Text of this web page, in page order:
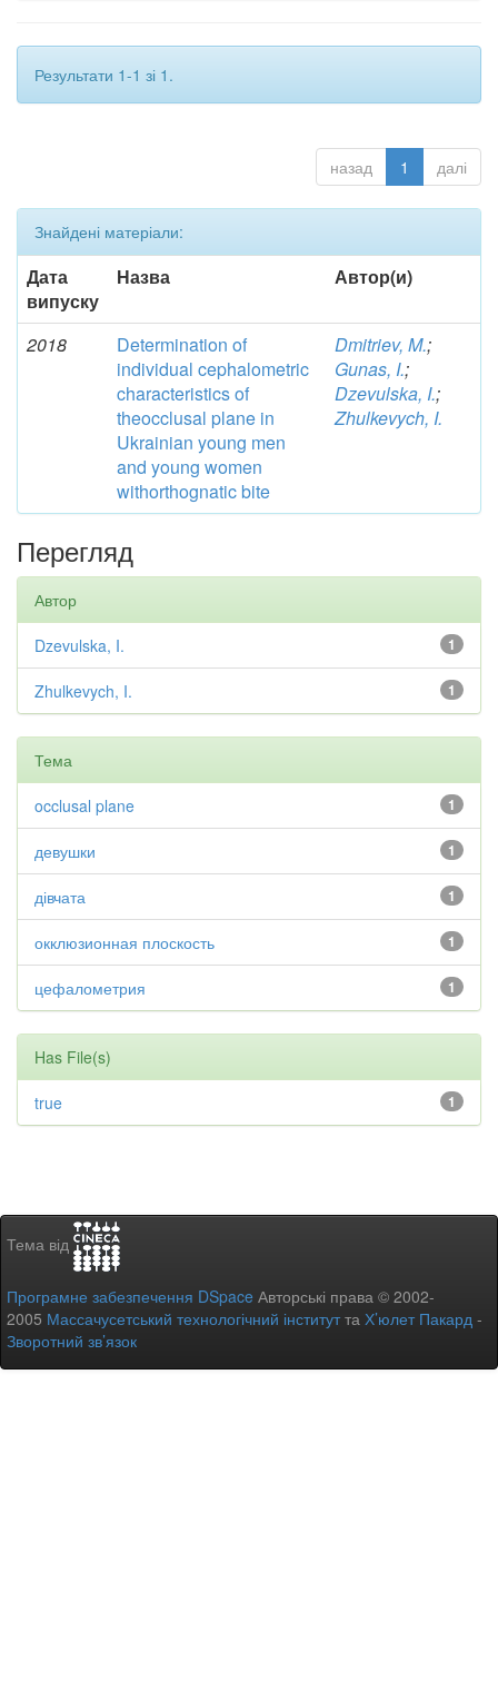
Результати 1-1 зі 1.
назад 1 далі
Знайдені матеріали:
Дата
випуску
Назва Автор(и)
2018
Determination of
individual cephalometric
characteristics of
theocclusal plane in
Ukrainian young men
and young women
withorthognatic bite
Dmitriev, M.;
Gunas, I.;
Dzevulska, I.;
Zhulkevych, I.
Перегляд
Автор
1
Dzevulska, I.
1
Zhulkevych, I.
Тема
1
occlusal plane
1
девушки
1
дівчата
1
окклюзионная плоскость
1
цефалометрия
Has File(s)
1
true
Тема від
Програмне забезпечення DSpace Авторські права © 2002-
2005 Массачусетський технологічний інститутта Х’юлет Пакард -
Зворотний зв’язок